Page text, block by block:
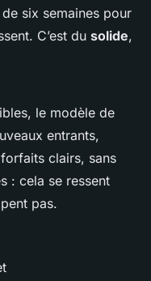
six semaines pour
C’est du solide,
le modèle de
entrants,
clairs, sans
: cela se ressent
pas.